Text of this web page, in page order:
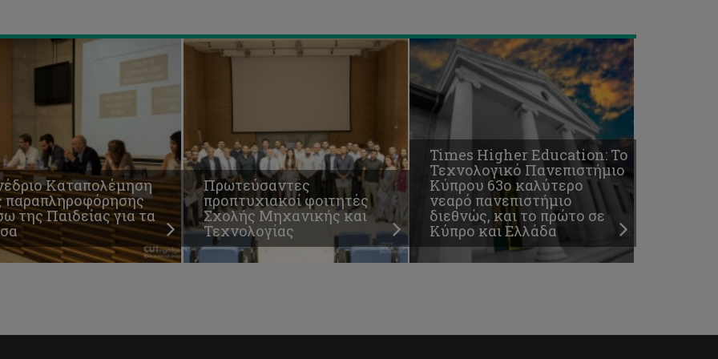
Καταπολέμηση
παραπληροφόρησης
της Παιδείας για τα
Πρωτεύσαντες
προπτυχιακοί φοιτητές
Σχολής Μηχανικής και
Τεχνολογίας
Times Higher Education: To
Τεχνολογικό Πανεπιστήμιο
Κύπρου 63ο καλύτερο
νεαρό πανεπιστήμιο
διεθνώς, και το πρώτο σε
Κύπρο και Ελλάδα